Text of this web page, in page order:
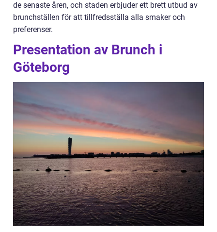
de senaste åren, och staden erbjuder ett brett utbud av
brunchställen för att tillfredsställa alla smaker och
preferenser.
Presentation av Brunch i
Göteborg